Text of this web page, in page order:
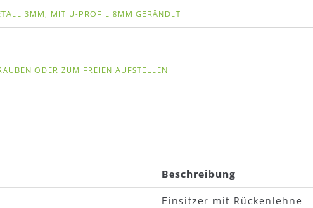
3MM, MIT U-PROFIL 8MM GERÄNDLT
ODER ZUM FREIEN AUFSTELLEN
Beschreibung
Einsitzer mit Rückenlehne